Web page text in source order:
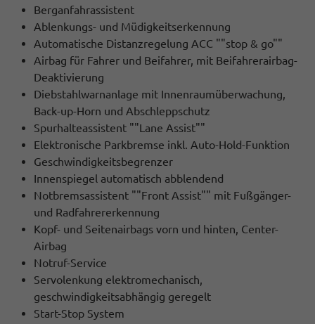
Berganfahrassistent
Ablenkungs- und Müdigkeitserkennung
Automatische Distanzregelung ACC ""stop & go""
Airbag für Fahrer und Beifahrer, mit Beifahrerairbag-
Deaktivierung
Diebstahlwarnanlage mit Innenraumüberwachung,
Back-up-Horn und Abschleppschutz
Spurhalteassistent ""Lane Assist""
Elektronische Parkbremse inkl. Auto-Hold-Funktion
Geschwindigkeitsbegrenzer
Innenspiegel automatisch abblendend
Notbremsassistent ""Front Assist"" mit Fußgänger-
und Radfahrererkennung
Kopf- und Seitenairbags vorn und hinten, Center-
Airbag
Notruf-Service
Servolenkung elektromechanisch,
geschwindigkeitsabhängig geregelt
Start-Stop System